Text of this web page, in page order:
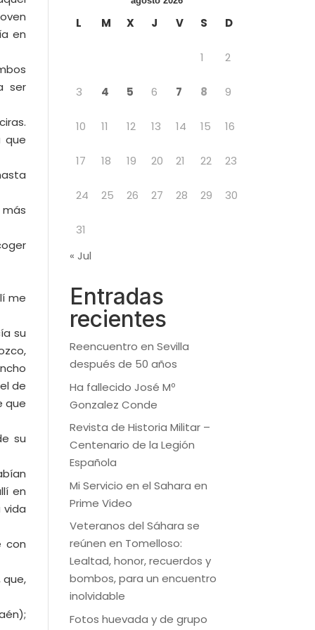
en
ser
que
me
su
de
que
su
en
vida
con
que,
L M X J V S D
1 2
3 4 5 6 7 8 9
10 11 12 13 14 15 16
17 18 19 20 21 22 23
24 25 26 27 28 29 30
31
« Jul
Entradas
recientes
Reencuentro en Sevilla
después de 50 años
Ha fallecido José Mº
Gonzalez Conde
Revista de Historia Militar –
Centenario de la Legión
Española
Mi Servicio en el Sahara en
Prime Video
Veteranos del Sáhara se
reúnen en Tomelloso:
Lealtad, honor, recuerdos y
bombos, para un encuentro
inolvidable
Fotos huevada y de grupo